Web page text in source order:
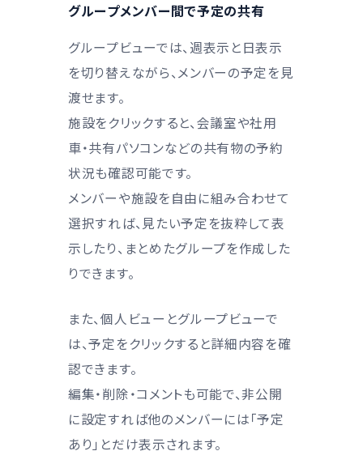
グループメンバー間で予定の共有
グループビューでは、週表示と日表示
を切り替えながら、メンバーの予定を見
渡せます。
施設をクリックすると、会議室や社用
車・共有パソコンなどの共有物の予約
状況も確認可能です。
メンバーや施設を自由に組み合わせて
選択すれば、見たい予定を抜粋して表
示したり、まとめたグループを作成した
りできます。
また、個人ビューとグループビューで
は、予定をクリックすると詳細内容を確
認できます。
編集・削除・コメントも可能で、非公開
に設定すれば他のメンバーには「予定
あり」とだけ表示されます。